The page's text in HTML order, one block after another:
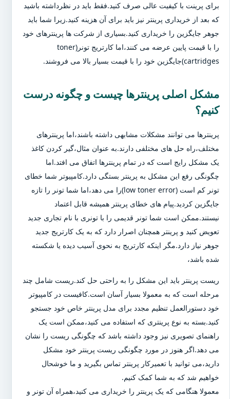
برای پرینت با کیفیت عالی صرف کنید.فقط باید در نظرداشته باشید
که بعد از خریداری پرینتر نیز باید برای آن هزینه کنید.زیرا شما باید
جوهر جایگزین را خریداری کنید.بسیاری از شرکت ها پرینترهای خود
را با قیمت پایین عرضه می کنند،اما کارتریج تونر(toner
cartridges)جایگزین خود را با قیمت بسیار بالا می فروشند.
مشکل اصلی پرینترها چیست و چگونه درست
کنیم؟
پرینترها می توانند مشکلات مشابهی داشته باشند،اما پرینترهای
مختلف،راه حل های مختلفی دارند.به عنوان مثال،گیر کردن کاغذ
یک مشکل رایج است که در تمام پرینترها اتفاق می افتد.اما
چگونگی رفع این مشکل به پرینتر بستگی دارد.کامپیوتر شما خطای
تونر کم است (low toner error)را می دهد،اما شما تونر را تازه
جایگزین کردید.پیام های خطای پرینتر همیشه قابل اعتماد
نیستند.ممکن است شما تونر قدیمی را با تونری با نام تجاری جدید
تعویض کنید و پرینتر همچنان اصرار دارد که به یک کارتریج جدید
جوهر نیاز دارد.مگر اینکه کارتریج به نحوی آسیب دیده یا شکسته
شده باشد،
ریست پرینتر باید این مشکل را به راحتی حل کند.ریست شامل چند
مرحله است که به معمولا بسیار آسان است.کافیست در کامپیوتر
خود دستورالعمل تنظیم مجدد برای مدل پرینتر خاص خود جستجو
کنید.بسته به نوع پرینتری که استفاده می کنید،ممکن است یک
راهنمای تصویری نیز وجود داشته باشد که چگونگی ریست را نشان
می دهد.اگر هنوز در مورد چگونگی ریست پرینتر خود مشکل
دارید،می توانید با تعمیرکار پرینتر تماس بگیرید و ما خوشحال
خواهیم شد که به شما کمک کنیم.
معمولا هنگامی که یک پرینتر را خریداری می کنید،همراه آن تونر و